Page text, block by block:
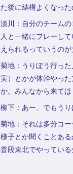
た後に結構よくなっ
淡川：自分のチーム
人と一緒にプレーし
えられるっていうのが
菊地：うりぼう行っ
実）とかが体幹やっ
か。みんなから来てほ
柳下：あー、でもう
菊地：それは多分コ
様子とか聞くことあ
普段東北でやってい